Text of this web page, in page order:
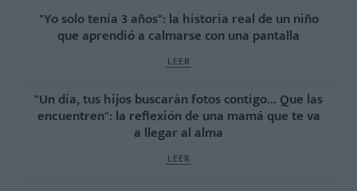
"Yo solo tenía 3 años": la historia real de un niño
que aprendió a calmarse con una pantalla
LEER
"Un día, tus hijos buscarán fotos contigo... Que las
encuentren": la reflexión de una mamá que te va
a llegar al alma
LEER